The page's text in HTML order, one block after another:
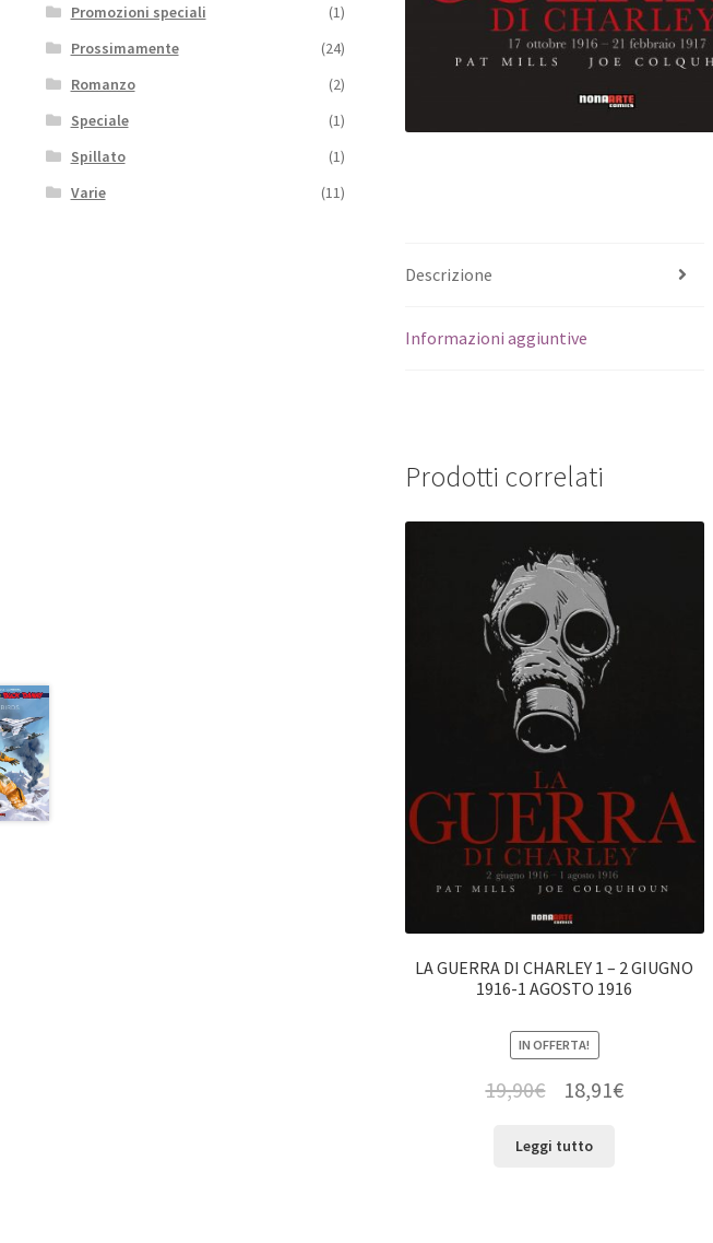
Descrizione
Informazioni aggiuntive
Prodotti correlati
LA GUERRA DI CHARLEY 1 – 2 GIUGNO
1916-1 AGOSTO 1916
IN OFFERTA!
19,90€ 18,91€
Leggi tutto
Promozioni speciali
(1)
Prossimamente
(24)
Romanzo
(2)
Speciale
(1)
Spillato
(1)
Varie
(11)